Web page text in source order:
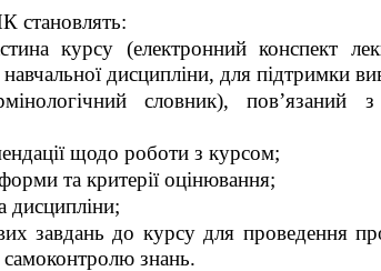
становлять:
курсу (електронний конспект
дисципліни, для підтримки
словник), пов’язаний
щодо роботи з курсом;
та критерії оцінювання;
дисципліни;
завдань до курсу для проведення
знань.